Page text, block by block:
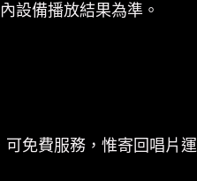
設備播放結果為準。
免費服務，惟寄回唱片